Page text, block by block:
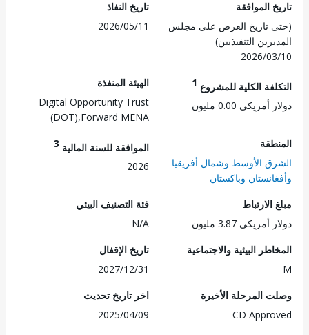
الموافقة
تاريخ العرض على مجلس
التنفيذيين)
2026/
تاريخ النفاذ
2026/05/11
الكلية للمشروع1
0.00 مليون
الهيئة المنفذة
Digital Opportunity Trust
(DOT),Forward MENA
الأوسط وشمال أفريقيا
وباكستان
الموافقة للسنة المالية3
2026
3.87 مليون
فئة التصنيف البيئي
البيئية والاجتماعية
تاريخ الإقفال
2027/12/31
المرحلة الأخيرة
CD
اخر تاريخ تحديث
2025/04/09